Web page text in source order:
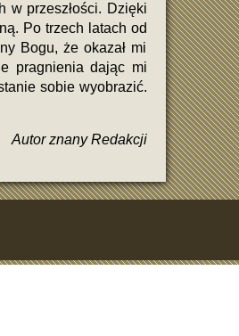
w przeszłości. Dzięki
Po trzech latach od
Bogu, że okazał mi
pragnienia dając mi
sobie wyobrazić.
Autor znany Redakcji